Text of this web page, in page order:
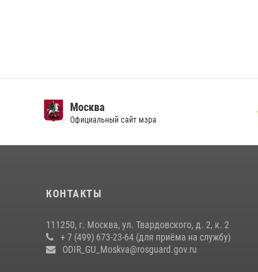
Москва
Официальный сайт мэра
КОНТАКТЫ
111250, г. Москва, ул. Твардовского, д. 2, к. 2
+ 7 (499) 673-23-64 (для приёма на службу)
ODIR_GU_Moskva@rosguard.gov.ru